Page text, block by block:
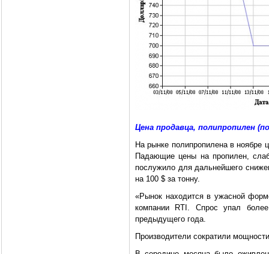
Цена продавца, полипропилен
На рынке полипропилена в ноябре
Падающие цены на пропилен,
послужило для дальнейшего
на 100 $ за тонну.
«Рынок находится в ужасной
компании RTI. Спрос упал
предыдущего года.
Производители сократили